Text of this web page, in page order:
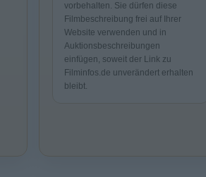
vorbehalten. Sie dürfen diese
Filmbeschreibung frei auf Ihrer
Website verwenden und in
Auktionsbeschreibungen
einfügen, soweit der Link zu
Filminfos.de unverändert erhalten
bleibt.